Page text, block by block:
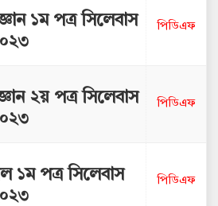
১ম পত্র সিলেবাস
পিডিএফ
২য় পত্র সিলেবাস
পিডিএফ
১ম পত্র সিলেবাস
পিডিএফ